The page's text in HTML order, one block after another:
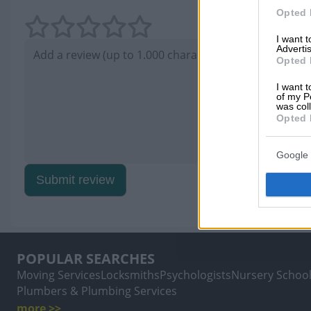
Opted
I want
Opted
I want
of my
was
Opted
Google
Submit review
POPULAR SEARCHES
Moving ServicesLocksmithsPsychologistsNursery
Plumbers & Plumbing Services